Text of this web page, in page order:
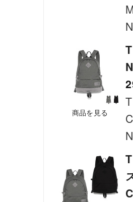
商品を見る